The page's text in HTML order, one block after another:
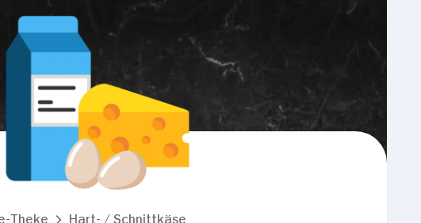
Theke Hart- / Schnittkäse